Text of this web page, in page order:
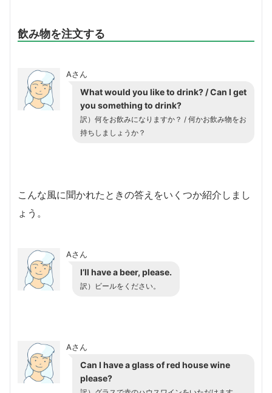
飲み物を注文する
Aさん
What would you like to drink? / Can I get
you something to drink?
訳）何をお飲みになりますか？ / 何かお飲み物をお
持ちしましょうか？
こんな風に聞かれたときの答えをいくつか紹介しまし
ょう。
Aさん
I’ll have a beer, please.
訳）ビールをください。
Aさん
Can I have a glass of red house wine
please?